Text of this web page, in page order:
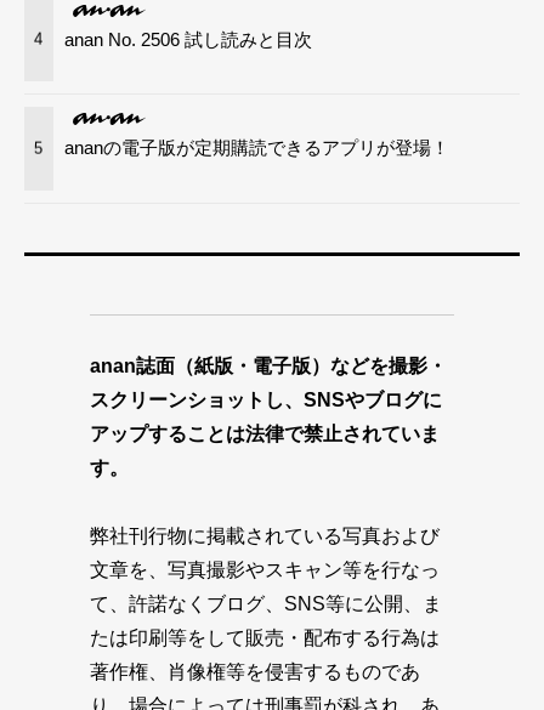
4 anan No. 2506 試し読みと目次
5 ananの電子版が定期購読できるアプリが登場！
anan誌面（紙版・電子版）などを撮影・
スクリーンショットし、SNSやブログに
アップすることは法律で禁止されていま
す。
弊社刊行物に掲載されている写真および
文章を、写真撮影やスキャン等を行なっ
て、許諾なくブログ、SNS等に公開、ま
たは印刷等をして販売・配布する行為は
著作権、肖像権等を侵害するものであ
り、場合によっては刑事罰が科され、あ